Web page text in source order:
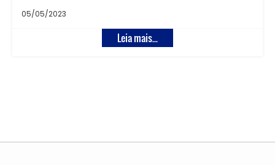
05/05/2023
Leia mais...